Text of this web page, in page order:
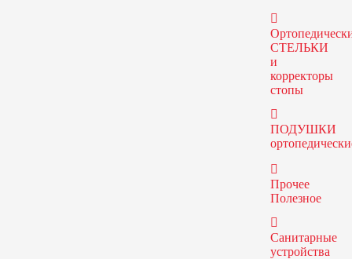
СТЕЛЬКИ
и
корректоры
стопы
ПОДУШКИ
Прочее
Полезное
Санитарные
устройства